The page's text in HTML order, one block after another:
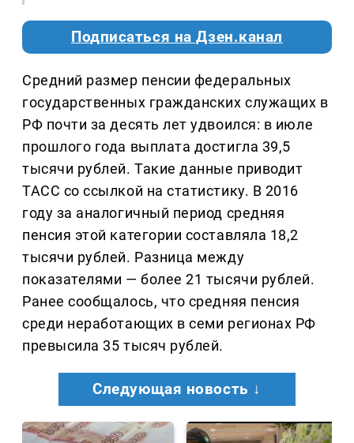
Подписаться на Дзен.канал
Средний размер пенсии федеральных
государственных гражданских служащих в
РФ почти за десять лет удвоился: в июле
прошлого года выплата достигла 39,5
тысячи рублей. Такие данные приводит
ТАСС со ссылкой на статистику. В 2016
году за аналогичный период средняя
пенсия этой категории составляла 18,2
тысячи рублей. Разница между
показателями — более 21 тысячи рублей.
Ранее сообщалось, что средняя пенсия
среди неработающих в семи регионах РФ
превысила 35 тысяч рублей.
Следующая новость ↓